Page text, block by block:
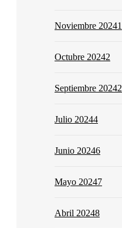
Noviembre 20241
Octubre 20242
Septiembre 20242
Julio 20244
Junio 20246
Mayo 20247
Abril 20248